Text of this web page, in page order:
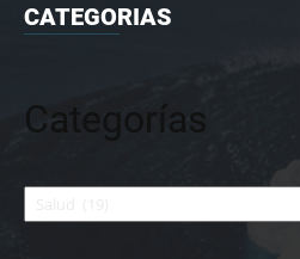
CATEGORIAS
Categorías
Categorías